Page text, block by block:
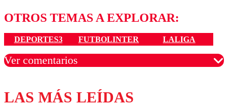
OTROS TEMAS A EXPLORAR:
DEPORTES3 FUTBOLINTER LALIGA
Ver comentarios
Los comentarios son moderados para garantizar un
diálogo respetuoso.
LAS MÁS LEÍDAS